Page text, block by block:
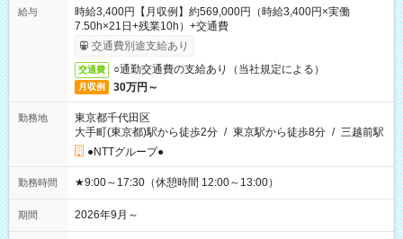
給与
時給3,400円【月収例】約569,000円（時給3,400円×実働
7.50h×21日+残業10h）+交通費
交通費別途支給あり
交通費 ○通勤交通費の支給あり（当社規定による）
月収例 30万円～
勤務地
東京都千代田区
大手町(東京都)駅から徒歩2分 / 東京駅から徒歩8分 / 三越前駅
●NTTグループ●
勤務時間 ★9:00～17:30（休憩時間 12:00～13:00）
期間 2026年9月～